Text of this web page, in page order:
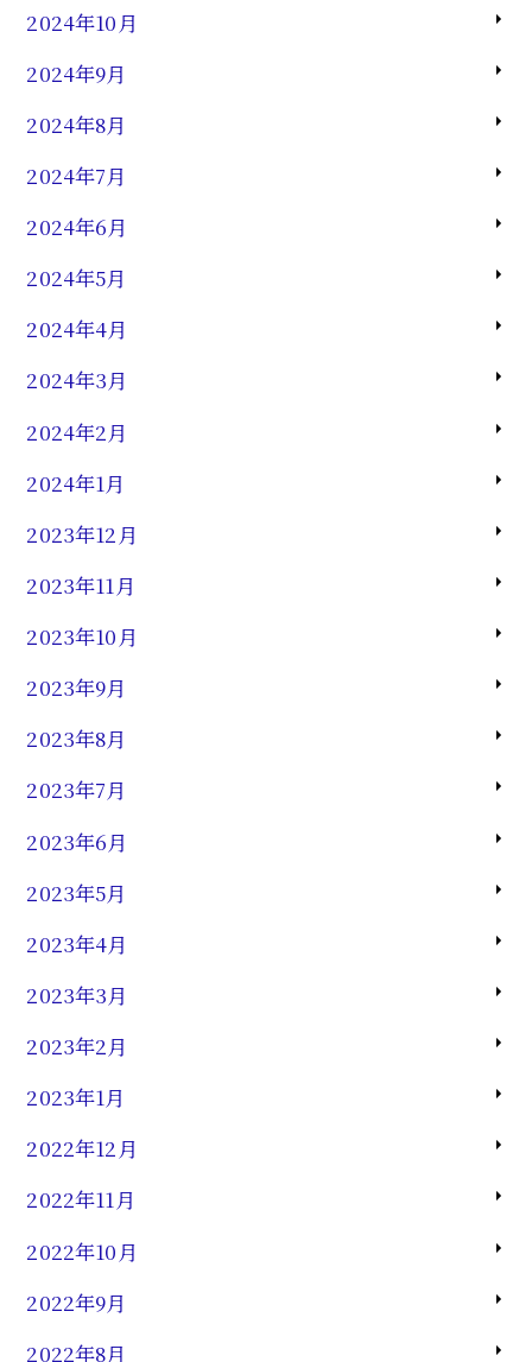
2024年10月
2024年9月
2024年8月
2024年7月
2024年6月
2024年5月
2024年4月
2024年3月
2024年2月
2024年1月
2023年12月
2023年11月
2023年10月
2023年9月
2023年8月
2023年7月
2023年6月
2023年5月
2023年4月
2023年3月
2023年2月
2023年1月
2022年12月
2022年11月
2022年10月
2022年9月
2022年8月